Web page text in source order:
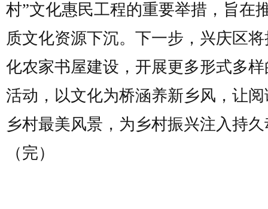
村”文化惠民工程的重要举措，旨在
质文化资源下沉。下一步，兴庆区
化农家书屋建设，开展更多形式多
活动，以文化为桥涵养新乡风，让
乡村最美风景，为乡村振兴注入持
（完）